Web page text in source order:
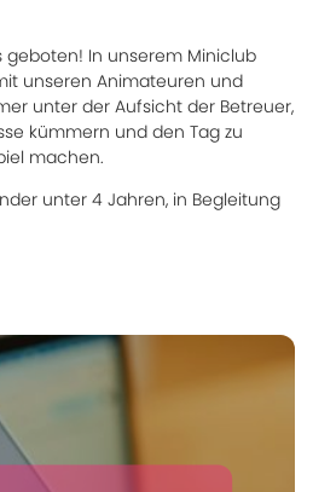
geboten! In unserem Miniclub
unseren Animateuren und
unter der Aufsicht der Betreuer,
kümmern und den Tag zu
machen.
unter 4 Jahren, in Begleitung